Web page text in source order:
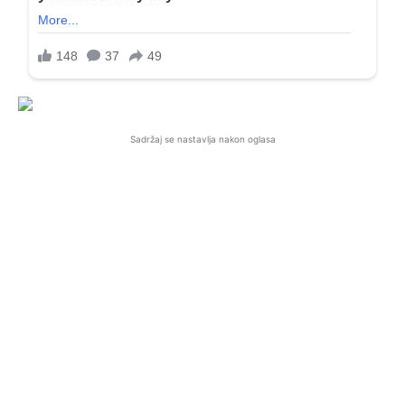
Sadržaj se nastavlja nakon oglasa